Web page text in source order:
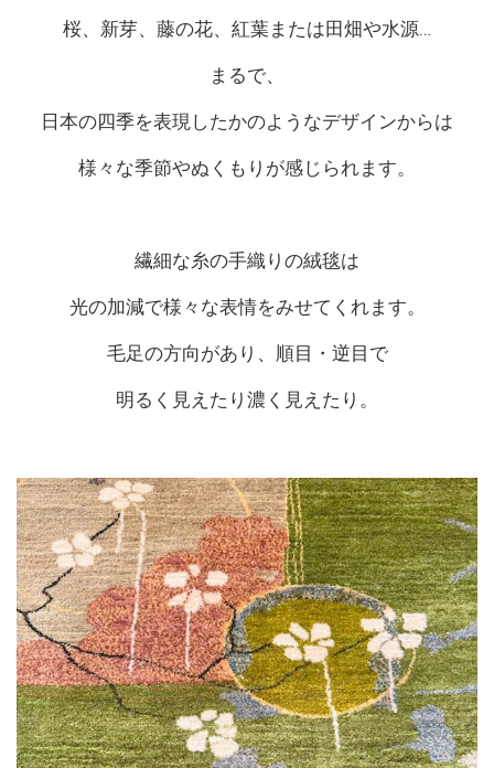
桜、新芽、藤の花、紅葉または田畑や水源…
まるで、
日本の四季を表現したかのようなデザインからは
様々な季節やぬくもりが感じられます。
繊細な糸の手織りの絨毯は
光の加減で様々な表情をみせてくれます。
毛足の方向があり、順目・逆目で
明るく見えたり濃く見えたり。